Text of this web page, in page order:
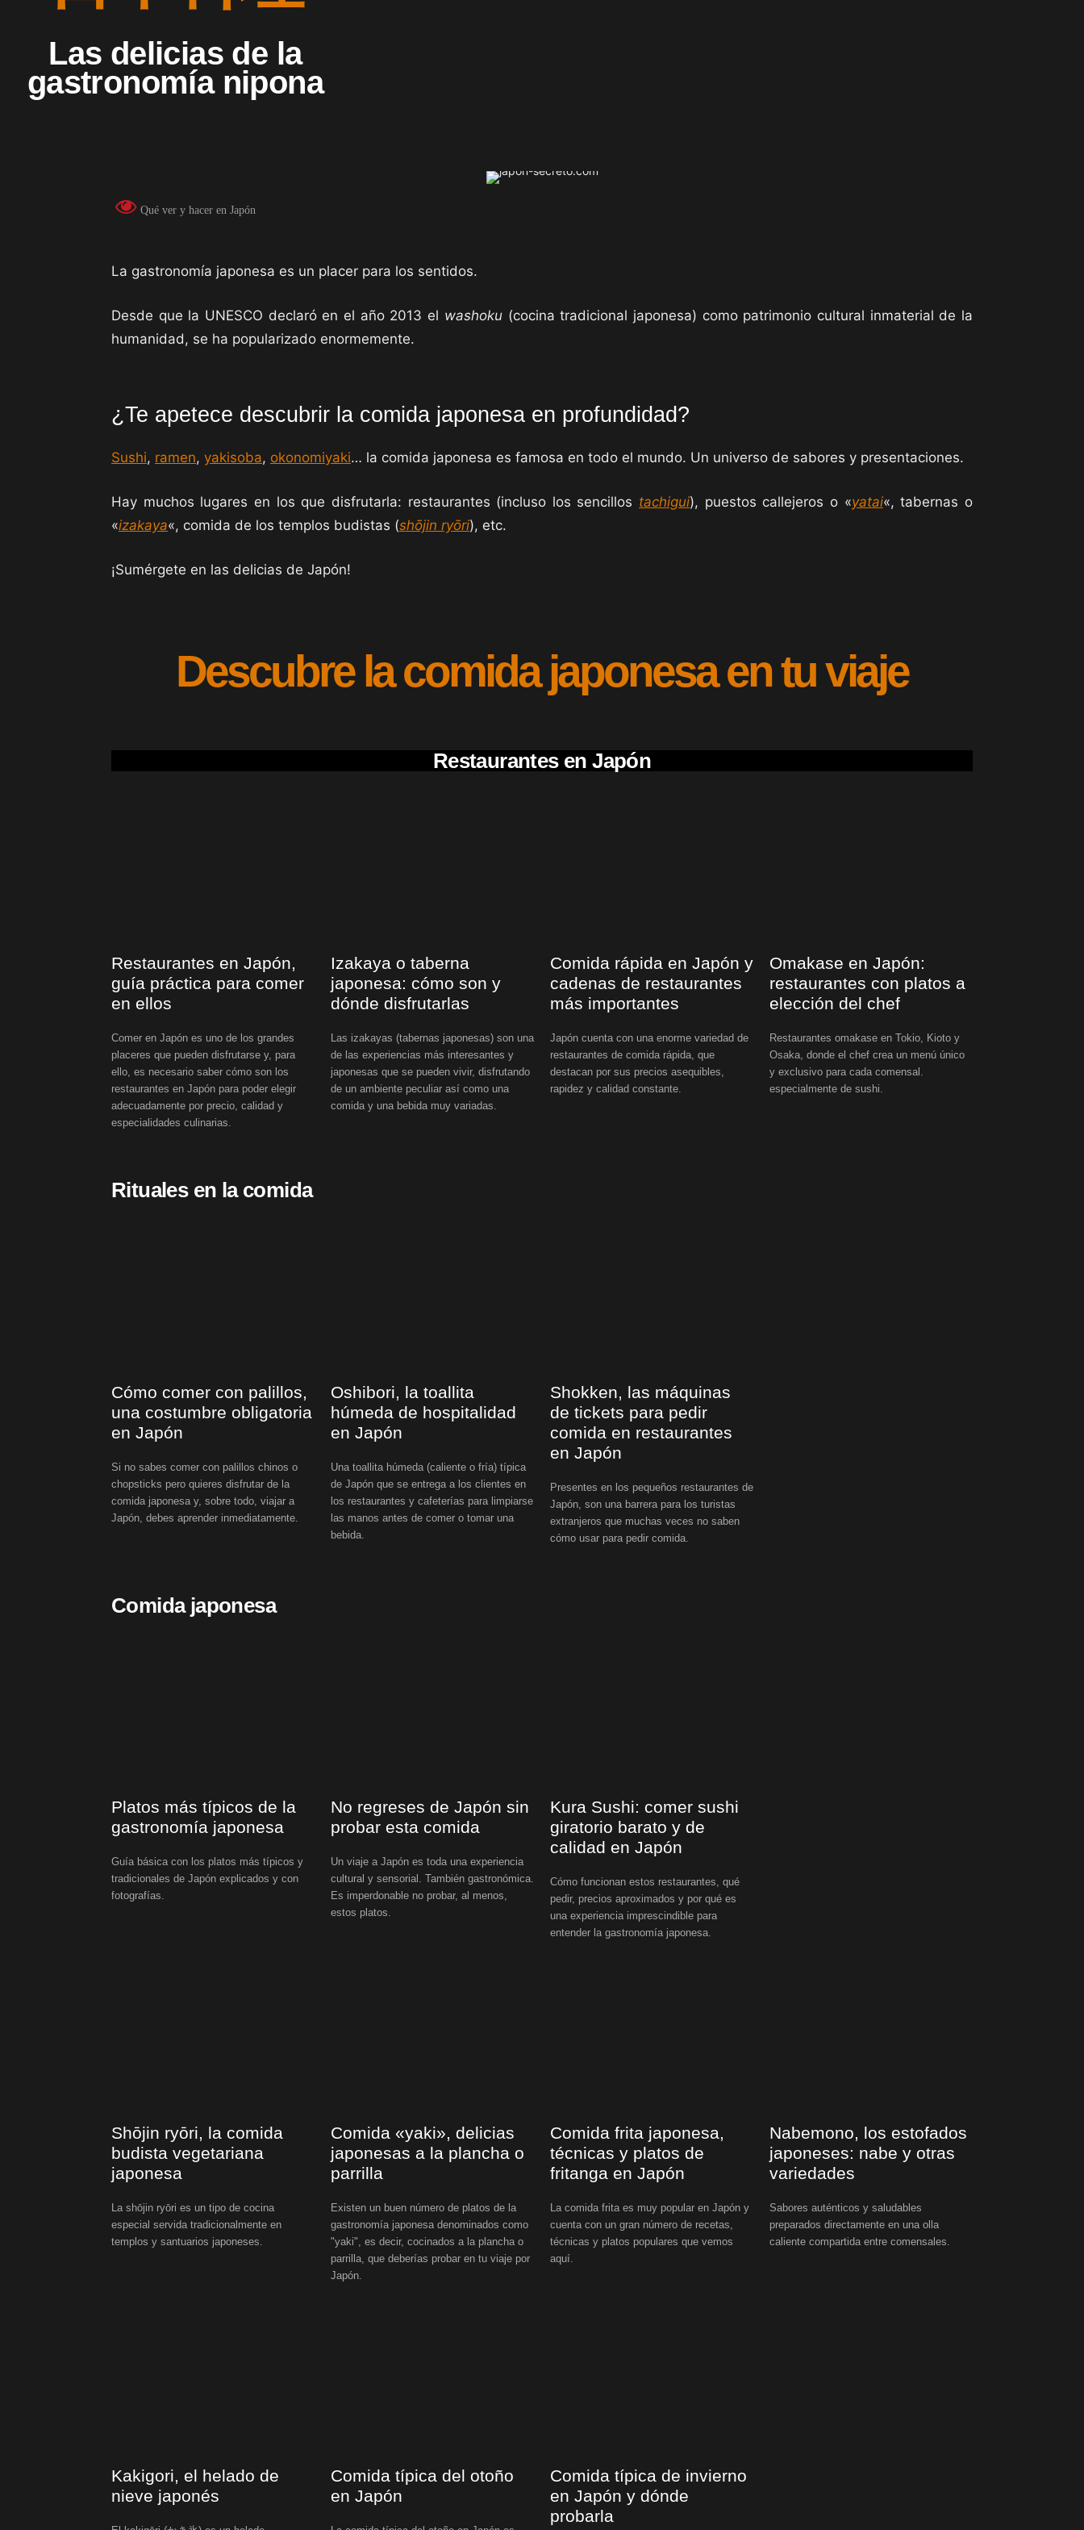
Las delicias de la
gastronomía nipona
Qué ver y hacer en Japón
La gastronomía japonesa es un placer para los sentidos.
Desde que la UNESCO declaró en el año 2013 el washoku (cocina tradicional japonesa) como patrimonio cultural inmaterial de la
humanidad, se ha popularizado enormemente.
¿Te apetece descubrir la comida japonesa en profundidad?
Sushi, ramen, yakisoba, okonomiyaki… la comida japonesa es famosa en todo el mundo. Un universo de sabores y presentaciones.
Hay muchos lugares en los que disfrutarla: restaurantes (incluso los sencillos tachigui), puestos callejeros o «yatai«, tabernas o
«izakaya«, comida de los templos budistas (shōjin ryōri), etc.
¡Sumérgete en las delicias de Japón!
Descubre la comida japonesa en tu viaje
Restaurantes en Japón
Restaurantes en Japón,
guía práctica para comer
en ellos
Comer en Japón es uno de los grandes
placeres que pueden disfrutarse y, para
ello, es necesario saber cómo son los
restaurantes en Japón para poder elegir
adecuadamente por precio, calidad y
especialidades culinarias.
Izakaya o taberna
japonesa: cómo son y
dónde disfrutarlas
Las izakayas (tabernas japonesas) son una
de las experiencias más interesantes y
japonesas que se pueden vivir, disfrutando
de un ambiente peculiar así como una
comida y una bebida muy variadas.
Comida rápida en Japón y
cadenas de restaurantes
más importantes
Japón cuenta con una enorme variedad de
restaurantes de comida rápida, que
destacan por sus precios asequibles,
rapidez y calidad constante.
Omakase en Japón:
restaurantes con platos a
elección del chef
Restaurantes omakase en Tokio, Kioto y
Osaka, donde el chef crea un menú único
y exclusivo para cada comensal.
especialmente de sushi.
Rituales en la comida
Cómo comer con palillos,
una costumbre obligatoria
en Japón
Si no sabes comer con palillos chinos o
chopsticks pero quieres disfrutar de la
comida japonesa y, sobre todo, viajar a
Japón, debes aprender inmediatamente.
Oshibori, la toallita
húmeda de hospitalidad
en Japón
Una toallita húmeda (caliente o fría) típica
de Japón que se entrega a los clientes en
los restaurantes y cafeterías para limpiarse
las manos antes de comer o tomar una
bebida.
Shokken, las máquinas
de tickets para pedir
comida en restaurantes
en Japón
Presentes en los pequeños restaurantes de
Japón, son una barrera para los turistas
extranjeros que muchas veces no saben
cómo usar para pedir comida.
Comida japonesa
Platos más típicos de la
gastronomía japonesa
Guía básica con los platos más típicos y
tradicionales de Japón explicados y con
fotografías.
No regreses de Japón sin
probar esta comida
Un viaje a Japón es toda una experiencia
cultural y sensorial. También gastronómica.
Es imperdonable no probar, al menos,
estos platos.
Kura Sushi: comer sushi
giratorio barato y de
calidad en Japón
Cómo funcionan estos restaurantes, qué
pedir, precios aproximados y por qué es
una experiencia imprescindible para
entender la gastronomía japonesa.
Shōjin ryōri, la comida
budista vegetariana
japonesa
La shōjin ryōri es un tipo de cocina
especial servida tradicionalmente en
templos y santuarios japoneses.
Comida «yaki», delicias
japonesas a la plancha o
parrilla
Existen un buen número de platos de la
gastronomía japonesa denominados como
"yaki", es decir, cocinados a la plancha o
parrilla, que deberías probar en tu viaje por
Japón.
Comida frita japonesa,
técnicas y platos de
fritanga en Japón
La comida frita es muy popular en Japón y
cuenta con un gran número de recetas,
técnicas y platos populares que vemos
aquí.
Nabemono, los estofados
japoneses: nabe y otras
variedades
Sabores auténticos y saludables
preparados directamente en una olla
caliente compartida entre comensales.
Kakigori, el helado de
nieve japonés
Comida típica del otoño
en Japón
Comida típica de invierno
en Japón y dónde
probarla